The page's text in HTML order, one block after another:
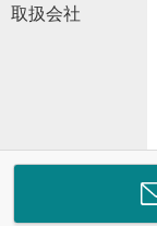
取扱会社